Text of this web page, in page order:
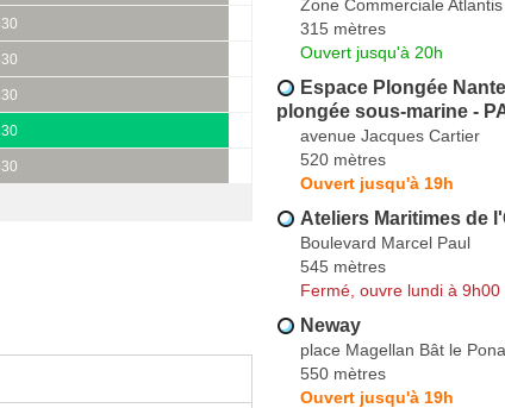
Zone Commerciale
315 mètres
Ouvert jusqu'à 20h
Espace Plongée
plongée sous-marine -
avenue Jacques Cartier
520 mètres
Ouvert jusqu'à 19h
Ateliers Maritimes de
Boulevard Marcel Paul
545 mètres
Fermé, ouvre lundi à 9h00
Neway
place Magellan Bât le
550 mètres
Ouvert jusqu'à 19h